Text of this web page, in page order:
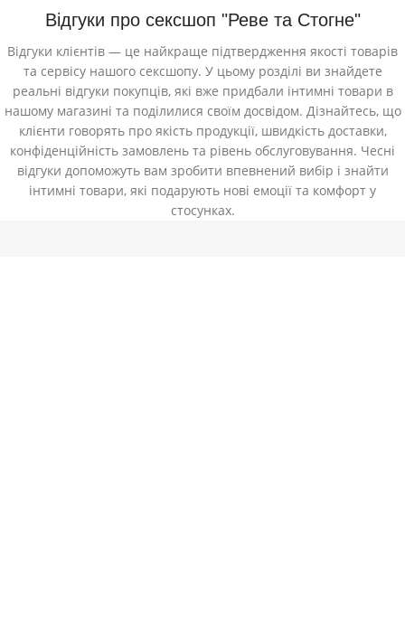
Відгуки про сексшоп "Реве та Стогне"
Відгуки клієнтів — це найкраще підтвердження якості товарів
та сервісу нашого сексшопу. У цьому розділі ви знайдете
реальні відгуки покупців, які вже придбали інтимні товари в
нашому магазині та поділилися своїм досвідом. Дізнайтесь, що
клієнти говорять про якість продукції, швидкість доставки,
конфіденційність замовлень та рівень обслуговування. Чесні
відгуки допоможуть вам зробити впевнений вибір і знайти
інтимні товари, які подарують нові емоції та комфорт у
стосунках.